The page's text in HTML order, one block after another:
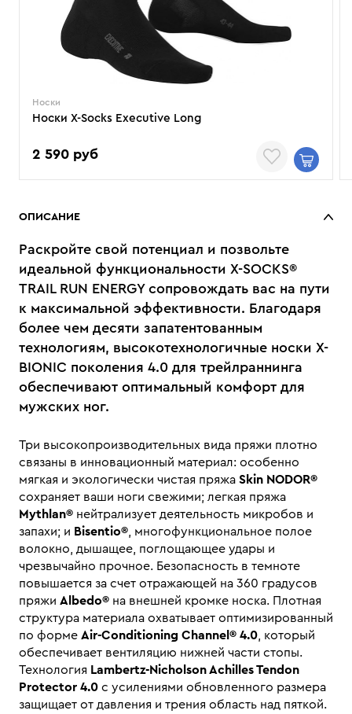
Носки
Носки X-Socks Executive Long
2 590 руб
ОПИСАНИЕ
Раскройте свой потенциал и позвольте
идеальной функциональности X-SOCKS®
TRAIL RUN ENERGY сопровождать вас на пути
к максимальной эффективности. Благодаря
более чем десяти запатентованным
технологиям, высокотехнологичные носки X-
BIONIC поколения 4.0 для трейлраннинга
обеспечивают оптимальный комфорт для
мужских ног.
Три высокопроизводительных вида пряжи плотно
связаны в инновационный материал: особенно
мягкая и экологически чистая пряжа Skin NODOR®
сохраняет ваши ноги свежими; легкая пряжа
Mythlan® нейтрализует деятельность микробов и
запахи; и Bisentio® , многофункциональное полое
волокно, дышащее, поглощающее удары и
чрезвычайно прочное. Безопасность в темноте
повышается за счет отражающей на 360 градусов
пряжи Albedo® на внешней кромке носка. Плотная
структура материала охватывает оптимизированный
по форме Air-Conditioning Channel® 4.0 , который
обеспечивает вентиляцию нижней части стопы.
Технология Lambertz-Nicholson Achilles Tendon
Protector 4.0 с усилениями обновленного размера
защищает от давления и трения область над пяткой.